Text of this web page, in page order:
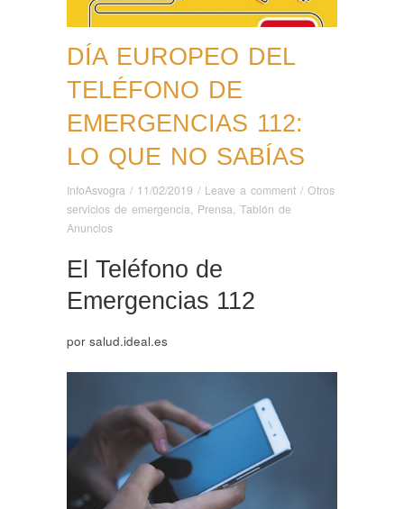
DÍA EUROPEO DEL
TELÉFONO DE
EMERGENCIAS 112:
LO QUE NO SABÍAS
InfoAsvogra / 11/02/2019 / Leave a comment / Otros
servicios de emergencia, Prensa, Tablón de
Anuncios
El Teléfono de
Emergencias 112
por salud.ideal.es